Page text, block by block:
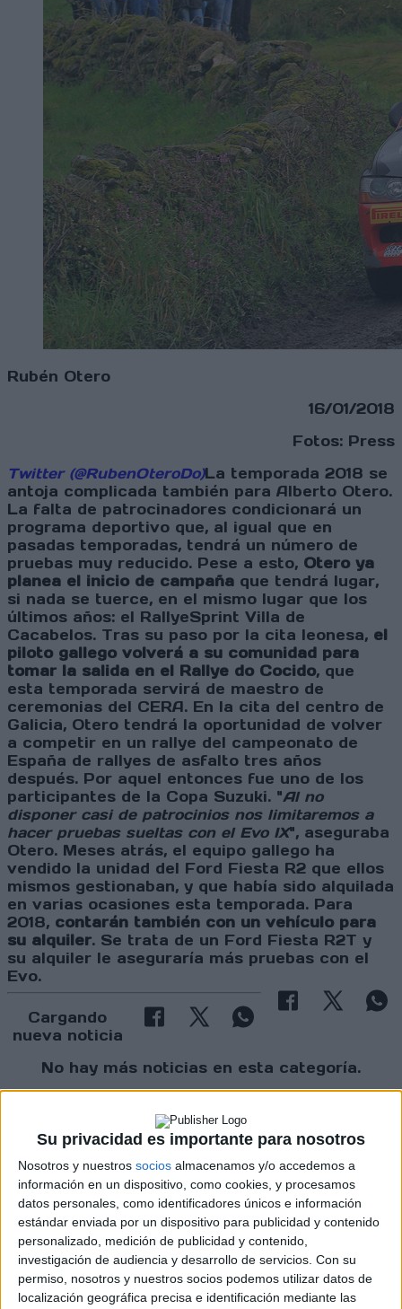
Su privacidad es importante para nosotros
Nosotros y nuestros socios almacenamos y/o accedemos a
información en un dispositivo, como cookies, y procesamos
datos personales, como identificadores únicos e información
estándar enviada por un dispositivo para publicidad y contenido
personalizado, medición de publicidad y contenido,
investigación de audiencia y desarrollo de servicios. Con su
permiso, nosotros y nuestros socios podemos utilizar datos de
localización geográfica precisa e identificación mediante las
Rubén Otero
16/01/2018
Fotos: Press
Twitter (@RubenOteroDo)La temporada 2018 se
antoja complicada también para Alberto Otero.
La falta de patrocinadores condicionará un
programa deportivo que, al igual que en
pasadas temporadas, tendrá un número de
pruebas muy reducido. Pese a esto, Otero ya
planea el inicio de campaña que tendrá lugar,
si nada se tuerce, en el mismo lugar que los
últimos años: el RallyeSprint Villa de
Cacabelos. Tras su paso por la cita leonesa, el
piloto gallego volverá a su comunidad para
tomar la salida en el Rallye do Cocido, que
esta temporada servirá de maestro de
ceremonias del CERA. En la cita del centro de
Galicia, Otero tendrá la oportunidad de volver
a competir en un rallye del campeonato de
España de rallyes de asfalto tres años
después. Por aquel entonces fue uno de los
participantes de la Copa Suzuki. "Al no
disponer casi de patrocinios nos limitaremos a
hacer pruebas sueltas con el Evo IX", aseguraba
Otero. Meses atrás, el equipo gallego ha
vendido la unidad del Ford Fiesta R2 que ellos
mismos gestionaban, y que había sido alquilada
en varias ocasiones esta temporada. Para
2018, contarán también con un vehículo para
su alquiler. Se trata de un Ford Fiesta R2T y
su alquiler le aseguraría más pruebas con el
Evo.
Cargando
nueva noticia
No hay más noticias en esta categoría.